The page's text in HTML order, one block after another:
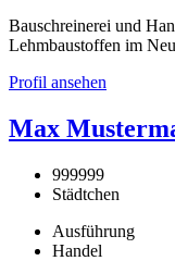
Bauschreinerei und
Lehmbaustoffen im
Profil ansehen
Max
999999
Städtchen
Ausführung
Handel